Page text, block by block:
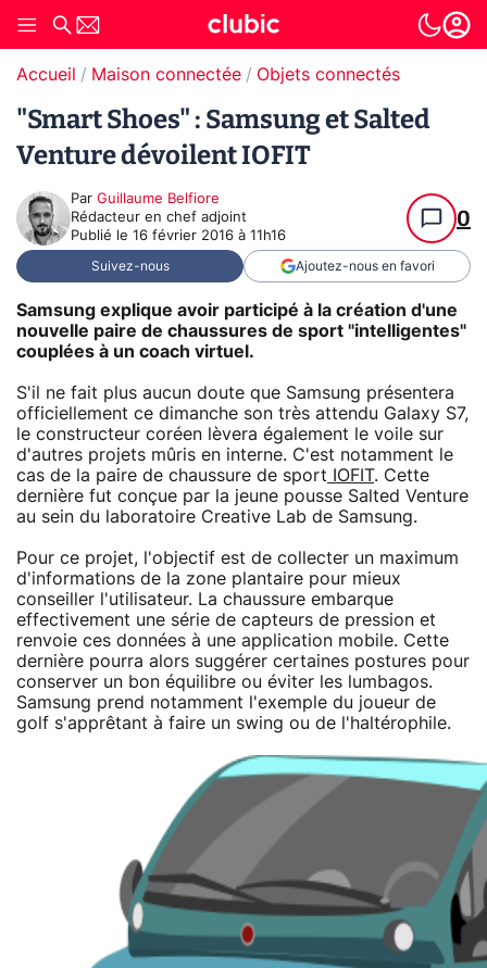
Accueil Maison connectée Objets connectés
"Smart Shoes" : Samsung et Salted
Venture dévoilent IOFIT
Par Guillaume Belfiore
Rédacteur en chef adjoint
Publié le 16 février 2016 à 11h16
0
Suivez-nous Ajoutez-nous en favori
Samsung explique avoir participé à la création d'une
nouvelle paire de chaussures de sport "intelligentes"
couplées à un coach virtuel.
S'il ne fait plus aucun doute que Samsung présentera
officiellement ce dimanche son très attendu Galaxy S7,
le constructeur coréen lèvera également le voile sur
d'autres projets mûris en interne. C'est notamment le
cas de la paire de chaussure de sport IOFIT. Cette
dernière fut conçue par la jeune pousse Salted Venture
au sein du laboratoire Creative Lab de Samsung.
Pour ce projet, l'objectif est de collecter un maximum
d'informations de la zone plantaire pour mieux
conseiller l'utilisateur. La chaussure embarque
effectivement une série de capteurs de pression et
renvoie ces données à une application mobile. Cette
dernière pourra alors suggérer certaines postures pour
conserver un bon équilibre ou éviter les lumbagos.
Samsung prend notamment l'exemple du joueur de
golf s'apprêtant à faire un swing ou de l'haltérophile.